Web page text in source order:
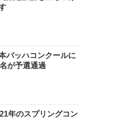
バッハコンクールに
が予選通過
年のスプリングコン